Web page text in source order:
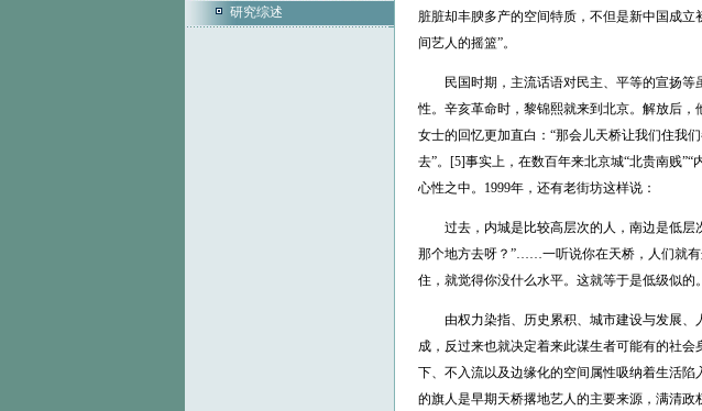
研究综述
脏脏却丰腴多产的空间特质，不但是新中国成
间艺人的摇篮”。
民国时期，主流话语对民主、平等的宣扬等虽
性。辛亥革命时，黎锦熙就来到北京。解放后
女士的回忆更加直白：“那会儿天桥让我们住我
去”。[5]事实上，在数百年来北京城“北贵南贱
心性之中。1999年，还有老街坊这样说：
过去，内城是比较高层次的人，南边是低层
那个地方去呀？”……一听说你在天桥，人们就有
住，就觉得你没什么水平。这就等于是低级似的
由权力染指、历史累积、城市建设与发展、
成，反过来也就决定着来此谋生者可能有的社
下、不入流以及边缘化的空间属性吸纳着生活
的旗人是早期天桥撂地艺人的主要来源，满清